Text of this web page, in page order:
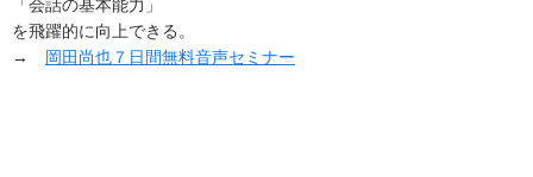
「会話の基本能力」
を飛躍的に向上できる。
→
岡田尚也７日間無料音声セミナー